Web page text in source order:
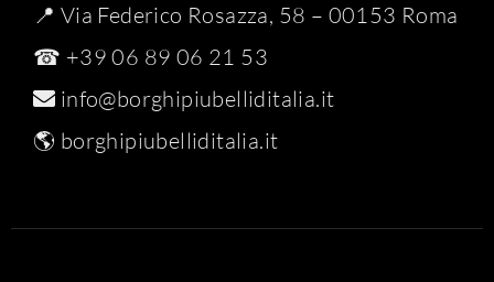
📍 Via Federico Rosazza, 58 – 00153 Roma
☎ +39 06 89 06 21 53
info@borghipiubelliditalia.it
🌎 borghipiubelliditalia.it